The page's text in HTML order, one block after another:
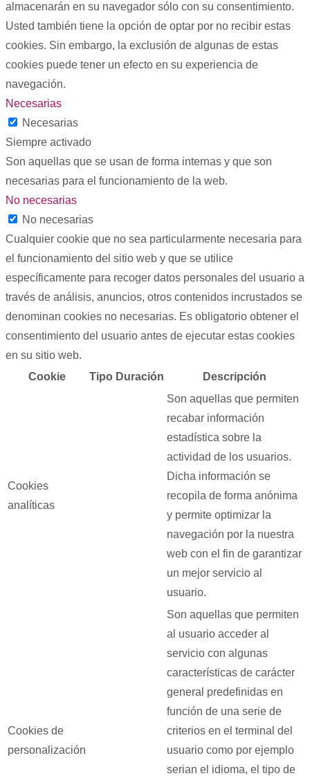
almacenarán en su navegador sólo con su consentimiento.
Usted también tiene la opción de optar por no recibir estas
cookies. Sin embargo, la exclusión de algunas de estas
cookies puede tener un efecto en su experiencia de
navegación.
Necesarias
Necesarias
Siempre activado
Son aquellas que se usan de forma internas y que son
necesarias para el funcionamiento de la web.
No necesarias
No necesarias
Cualquier cookie que no sea particularmente necesaria para
el funcionamiento del sitio web y que se utilice
específicamente para recoger datos personales del usuario a
través de análisis, anuncios, otros contenidos incrustados se
denominan cookies no necesarias. Es obligatorio obtener el
consentimiento del usuario antes de ejecutar estas cookies
en su sitio web.
Cookie
Tipo Duración Descripción
Cookies
analíticas
Son aquellas que permiten
recabar información
estadística sobre la
actividad de los usuarios.
Dicha información se
recopila de forma anónima
y permite optimizar la
navegación por la nuestra
web con el fin de garantizar
un mejor servicio al
usuario.
Cookies de
personalización
Son aquellas que permiten
al usuario acceder al
servicio con algunas
características de carácter
general predefinidas en
función de una serie de
criterios en el terminal del
usuario como por ejemplo
serian el idioma, el tipo de